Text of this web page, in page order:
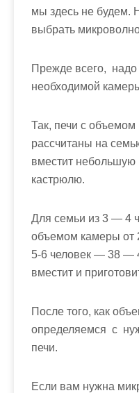
мы здесь не будем.
выбрать
Прежде всего,
необходимой
Так, печи с
рассчитаны на
вместит небольшую
кастрюлю.
Для семьи из 3 — 4
объемом камеры от
5-6 человек — 38 —
вместит и
После того, как
определяемся с
печи.
Если вам нужна